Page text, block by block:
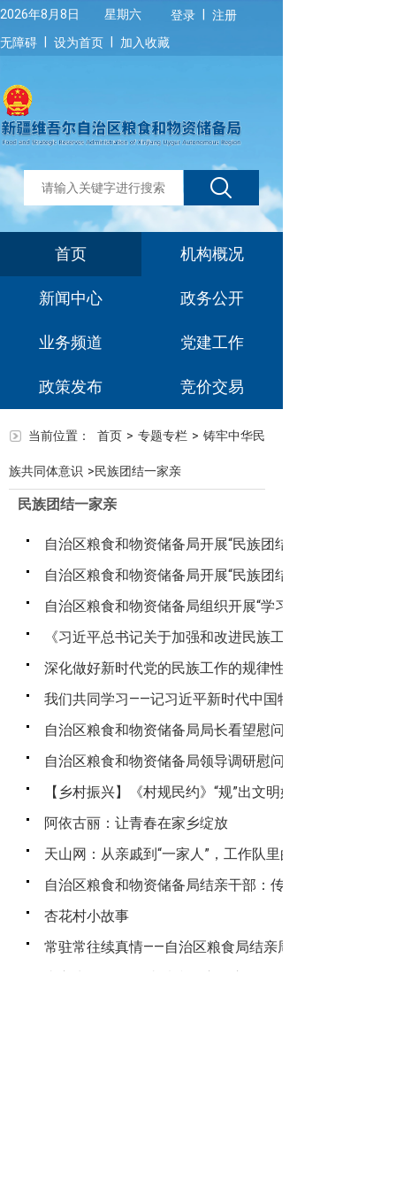
2026年8月8日 星期六 登录
注册
无障碍
设为首页 加入收藏
首页 机构概况
新闻中心 政务公开
业务频道 党建工作
政策发布 竞价交易
当前位置： 首页 > 专题专栏 > 铸牢中华民
族共同体意识 >民族团结一家亲
民族团结一家亲
自治区粮食和物资储备局开展“民族团结一家亲”结亲走
自治区粮食和物资储备局开展“民族团结一家亲”结亲走
自治区粮食和物资储备局组织开展“学习时代楷模”观影
《习近平总书记关于加强和改进民族工作的重要思想学
深化做好新时代党的民族工作的规律性认识
我们共同学习——记习近平新时代中国特色社会主义思想
自治区粮食和物资储备局局长看望慰问驻村工作队并调
自治区粮食和物资储备局领导调研慰问“访惠聚”驻村工
【乡村振兴】《村规民约》“规”出文明好景象
阿依古丽：让青春在家乡绽放
天山网：从亲戚到“一家人”，工作队里的“亲上亲”
自治区粮食和物资储备局结亲干部：传递“两会”佳音 凝
杏花村小故事
常驻常往续真情——自治区粮食局结亲周(十)